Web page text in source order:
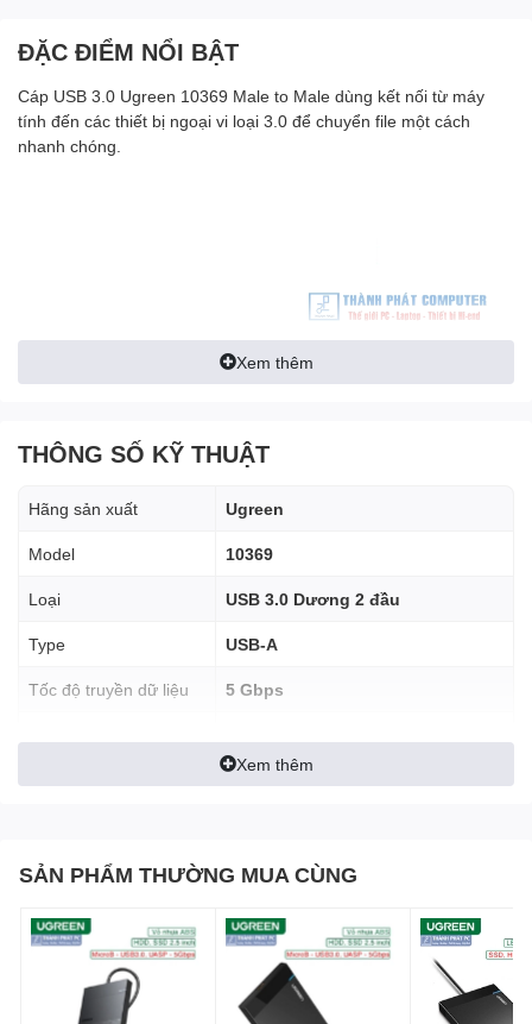
ĐẶC ĐIỂM NỔI BẬT
Cáp USB 3.0 Ugreen 10369 Male to Male dùng kết nối từ máy
tính đến các thiết bị ngoại vi loại 3.0 để chuyển file một cách
nhanh chóng.
Với tốc độ truyền tải dữ liệu lên tới 5 Gbps nhanh hơn gấp 10 lần
Khả năng tương thích ngược với cổng USB 2.0, USB 1.1.
Xem thêm
THÔNG SỐ KỸ THUẬT
Hãng sản xuất Ugreen
Model 10369
Loại USB 3.0 Dương 2 đầu
Type USB-A
Tốc độ truyền dữ liệu 5 Gbps
Xem thêm
SẢN PHẨM THƯỜNG MUA CÙNG